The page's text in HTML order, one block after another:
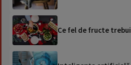
Ce fel de fructe